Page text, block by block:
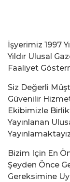
İşyerimiz 1997
Yıldır Ulusal
Faaliyet
Siz Değerli
Güvenilir
Ekibimizle
Yayınlanan
Bizim Için En
Şeyden Önce
Gereksimine